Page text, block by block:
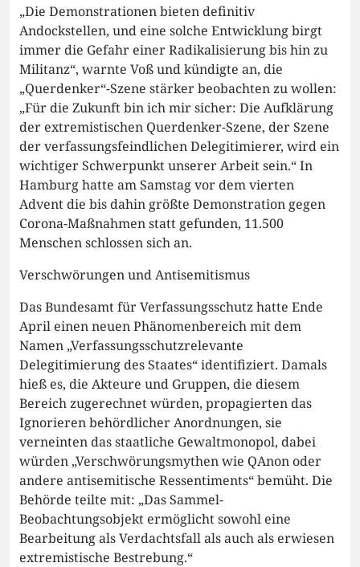
„Die Demonstrationen bieten definitiv
Andockstellen, und eine solche Entwicklung birgt
immer die Gefahr einer Radikalisierung bis hin zu
Militanz“, warnte Voß und kündigte an, die
„Querdenker“-Szene stärker beobachten zu wollen:
„Für die Zukunft bin ich mir sicher: Die Aufklärung
der extremistischen Querdenker-Szene, der Szene
der verfassungsfeindlichen Delegitimierer, wird ein
wichtiger Schwerpunkt unserer Arbeit sein.“ In
Hamburg hatte am Samstag vor dem vierten
Advent die bis dahin größte Demonstration gegen
Corona-Maßnahmen statt gefunden, 11.500
Menschen schlossen sich an.
Verschwörungen und Antisemitismus
Das Bundesamt für Verfassungsschutz hatte Ende
April einen neuen Phänomenbereich mit dem
Namen „Verfassungsschutzrelevante
Delegitimierung des Staates“ identifiziert. Damals
hieß es, die Akteure und Gruppen, die diesem
Bereich zugerechnet würden, propagierten das
Ignorieren behördlicher Anordnungen, sie
verneinten das staatliche Gewaltmonopol, dabei
würden „Verschwörungsmythen wie QAnon oder
andere antisemitische Ressentiments“ bemüht. Die
Behörde teilte mit: „Das Sammel-
Beobachtungsobjekt ermöglicht sowohl eine
Bearbeitung als Verdachtsfall als auch als erwiesen
extremistische Bestrebung.“